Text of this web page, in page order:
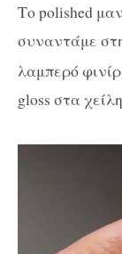
Το polished
συναντάμε
λαμπερό
gloss στα